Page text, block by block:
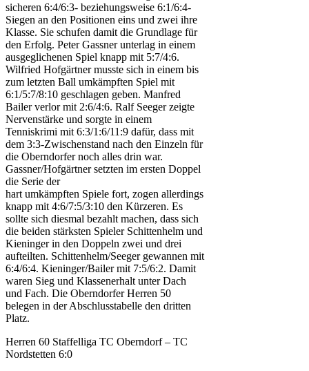
sicheren 6:4/6:3- beziehungsweise 6:1/6:4-
Siegen an den Positionen eins und zwei ihre
Klasse. Sie schufen damit die Grundlage für
den Erfolg. Peter Gassner unterlag in einem
ausgeglichenen Spiel knapp mit 5:7/4:6.
Wilfried Hofgärtner musste sich in einem bis
zum letzten Ball umkämpften Spiel mit
6:1/5:7/8:10 geschlagen geben. Manfred
Bailer verlor mit 2:6/4:6. Ralf Seeger zeigte
Nervenstärke und sorgte in einem
Tenniskrimi mit 6:3/1:6/11:9 dafür, dass mit
dem 3:3-Zwischenstand nach den Einzeln für
die Oberndorfer noch alles drin war.
Gassner/Hofgärtner setzten im ersten Doppel
die Serie der
hart umkämpften Spiele fort, zogen allerdings
knapp mit 4:6/7:5/3:10 den Kürzeren. Es
sollte sich diesmal bezahlt machen, dass sich
die beiden stärksten Spieler Schittenhelm und
Kieninger in den Doppeln zwei und drei
aufteilten. Schittenhelm/Seeger gewannen mit
6:4/6:4. Kieninger/Bailer mit 7:5/6:2. Damit
waren Sieg und Klassenerhalt unter Dach
und Fach. Die Oberndorfer Herren 50
belegen in der Abschlusstabelle den dritten
Platz.
Herren 60 Staffelliga TC Oberndorf – TC
Nordstetten 6:0